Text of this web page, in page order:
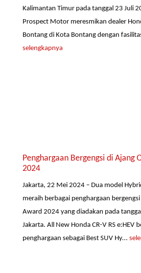
Kalimantan Timur pada tanggal 23 Juli
Prospect Motor meresmikan dealer
Bontang di Kota Bontang dengan
selengkapnya
Penghargaan Bergengsi di
2024
Jakarta, 22 Mei 2024 – Dua model
meraih berbagai penghargaan
Award 2024 yang diadakan pada
Jakarta. All New Honda CR-V RS e:HEV
penghargaan sebagai Best SUV Hy...